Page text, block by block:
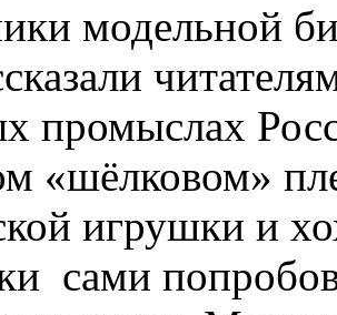
модельной
промыслах
«шёлковом»
игрушки и
сами